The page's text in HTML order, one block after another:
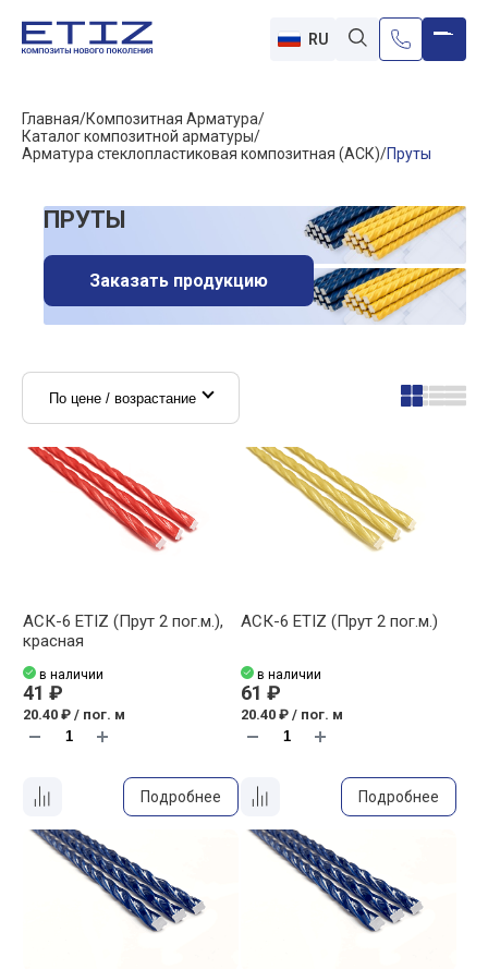
RU
Главная Композитная Арматура
Каталог композитной арматуры
Арматура стеклопластиковая композитная (АСК) Пруты
ПРУТЫ
Заказать продукцию
АСК-6 ETIZ (Прут 2 пог.м.),
красная
в наличии
41 ₽
20.40 ₽ / пог. м
Подробнее
АСК-6 ETIZ (Прут 2 пог.м.)
в наличии
61 ₽
20.40 ₽ / пог. м
Подробнее